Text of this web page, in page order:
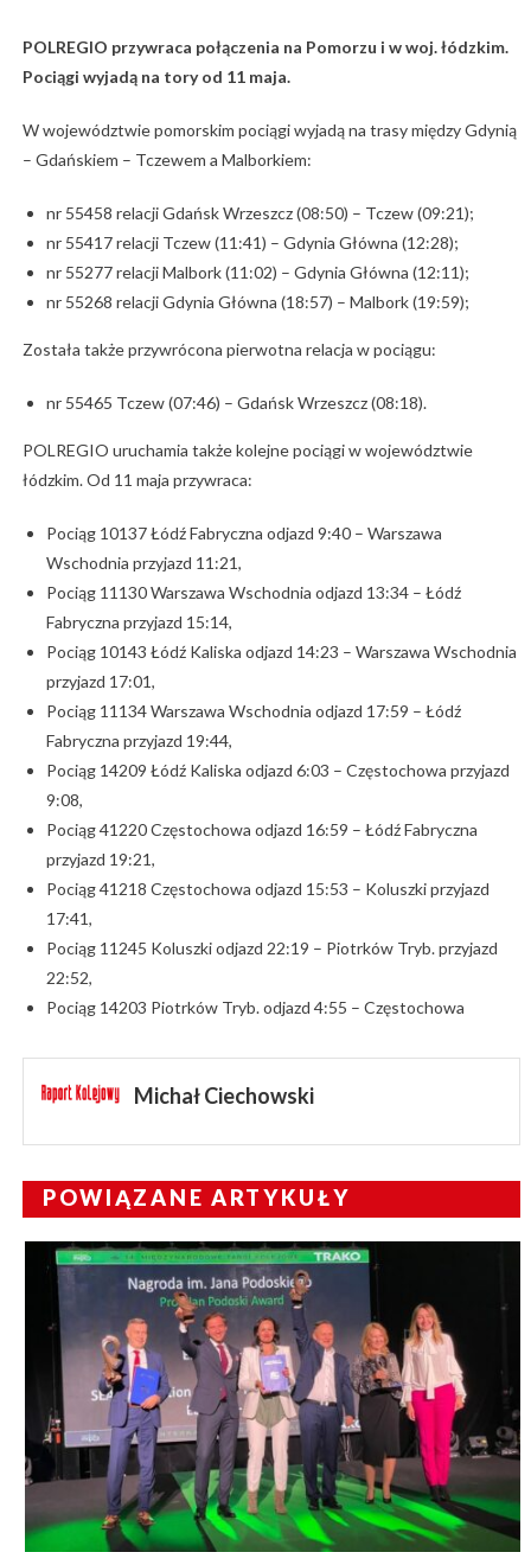
POLREGIO przywraca połączenia na Pomorzu i w woj. łódzkim.
Pociągi wyjadą na tory od 11 maja.
W województwie pomorskim pociągi wyjadą na trasy między Gdynią
– Gdańskiem – Tczewem a Malborkiem:
nr 55458 relacji Gdańsk Wrzeszcz (08:50) – Tczew (09:21);
nr 55417 relacji Tczew (11:41) – Gdynia Główna (12:28);
nr 55277 relacji Malbork (11:02) – Gdynia Główna (12:11);
nr 55268 relacji Gdynia Główna (18:57) – Malbork (19:59);
Została także przywrócona pierwotna relacja w pociągu:
nr 55465 Tczew (07:46) – Gdańsk Wrzeszcz (08:18).
POLREGIO uruchamia także kolejne pociągi w województwie
łódzkim. Od 11 maja przywraca:
Pociąg 10137 Łódź Fabryczna odjazd 9:40 – Warszawa
Wschodnia przyjazd 11:21,
Pociąg 11130 Warszawa Wschodnia odjazd 13:34 – Łódź
Fabryczna przyjazd 15:14,
Pociąg 10143 Łódź Kaliska odjazd 14:23 – Warszawa Wschodnia
przyjazd 17:01,
Pociąg 11134 Warszawa Wschodnia odjazd 17:59 – Łódź
Fabryczna przyjazd 19:44,
Pociąg 14209 Łódź Kaliska odjazd 6:03 – Częstochowa przyjazd
9:08,
Pociąg 41220 Częstochowa odjazd 16:59 – Łódź Fabryczna
przyjazd 19:21,
Pociąg 41218 Częstochowa odjazd 15:53 – Koluszki przyjazd
17:41,
Pociąg 11245 Koluszki odjazd 22:19 – Piotrków Tryb. przyjazd
22:52,
Pociąg 14203 Piotrków Tryb. odjazd 4:55 – Częstochowa
Michał Ciechowski
POWIĄZANE ARTYKUŁY